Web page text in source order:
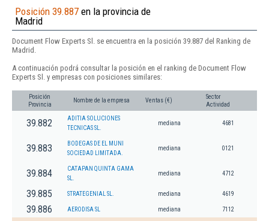
Posición 39.887 en la provincia de
Madrid
Document Flow Experts Sl. se encuentra en la posición 39.887 del Ranking de
Madrid.
A continuación podrá consultar la posición en el ranking de Document Flow
Experts Sl. y empresas con posiciones similares:
Posición
Provincia
Nombre de la empresa Ventas (€)
Sector
Actividad
39.882
ADITIA SOLUCIONES
TECNICAS SL.
mediana 4681
39.883
BODEGAS DE EL MUNI
SOCIEDAD LIMITADA.
mediana 0121
39.884
CATAPAN QUINTA GAMA
SL.
mediana 4712
39.885 STRATEGENIAL SL. mediana 4619
39.886 AERODISA SL mediana 7112